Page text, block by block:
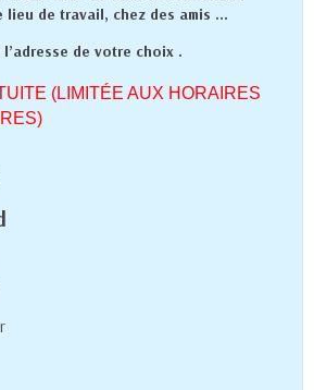
lieu de travail, chez des amis ...
de votre choix .
(LIMITÉE AUX HORAIRES